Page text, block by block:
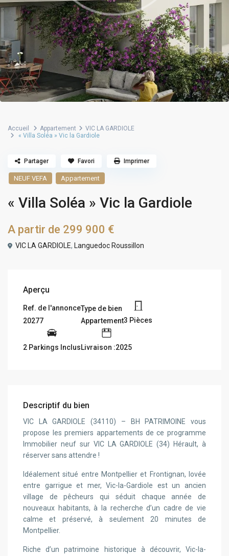
Accueil Appartement
VIC LA GARDIOLE
« Villa Soléa » Vic la Gardiole
NEUF VEFA Appartement
« Villa Soléa » Vic la Gardiole
A partir de 299 900 €
VIC LA GARDIOLE, Languedoc Roussillon
Partager Favori Imprimer
Aperçu
Ref. de l'annonce
20277
Type de bien
Appartement3 Pièces
2 Parkings InclusLivraison :2025
Descriptif du bien
VIC LA GARDIOLE (34110) – BH PATRIMOINE vous
propose les premiers appartements de ce programme
Immobilier neuf sur VIC LA GARDIOLE (34) Hérault, à
réserver sans attendre !
Idéalement situé entre Montpellier et Frontignan, lovée
entre garrigue et mer, Vic-la-Gardiole est un ancien
village de pêcheurs qui séduit chaque année de
nouveaux habitants, à la recherche d’un cadre de vie
calme et préservé, à seulement 20 minutes de
Montpellier.
Riche d’un patrimoine historique à découvrir, Vic-la-